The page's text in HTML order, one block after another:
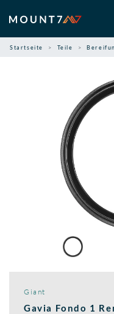
Inhalt
springen
Startseite Teile
Giant
Gavia Fondo 1